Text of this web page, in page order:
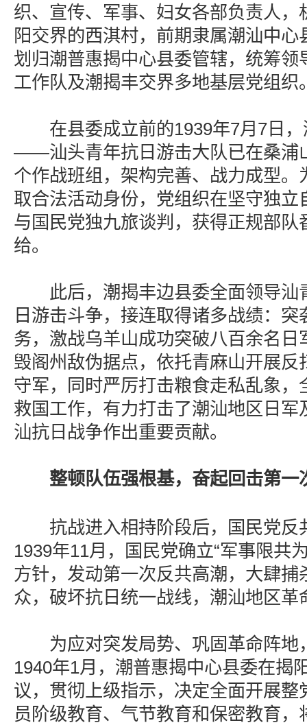
织、宣传、军事、妇女各部负责人，
阳交界的西淇村，前期隶属潮汕中心
划归潮普惠揭中心县委管辖，统筹领
工作队及潮揭丰交界多地基层党组织
在县委成立前的1939年7月7日，
——汕头青年抗日游击大队已在桑浦
个作战班组，架构完善、战力成型。
取合法活动身份，党组织在坚守独立
与国民党独九旅谈判，获得正规部队
给。
此后，潮揭丰边县委全面领导汕
日游击斗争，接连取得诸多战绩：
务，激战乌羊山成功突破八百余名日
毁阁州敌伪据点，依托青麻山开展反
守军，同时严厉打击粮食走私乱象，
救国工作，有力打击了潮汕地区日军
汕抗日战争作出重要贡献。
整顿队伍强根基，奋起回击第一
抗战进入相持阶段后，国民党反
1939年11月，国民党确立“军事限共
方针，发动第一次反共高潮，大肆捕
众，破坏抗日统一战线，潮汕地区革
为应对突发局势、巩固革命阵地
1940年1月，潮普惠揭中心县委在揭
议，贯彻上级指示，决定全面开展整
员阶级教育、气节教育和保密教育